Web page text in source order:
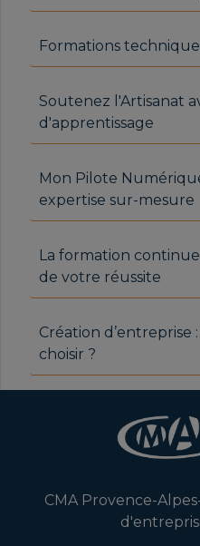
Formations
Soutenez l'Artisanat
d'apprentissage
Mon Pilote
expertise sur-mesure
La formation
de votre réussite
Création d’entreprise
choisir ?
CMA Provence-